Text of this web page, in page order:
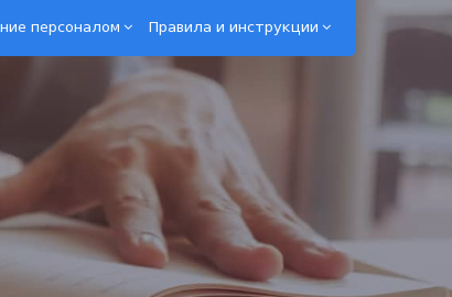
персоналом Правила и инструкции